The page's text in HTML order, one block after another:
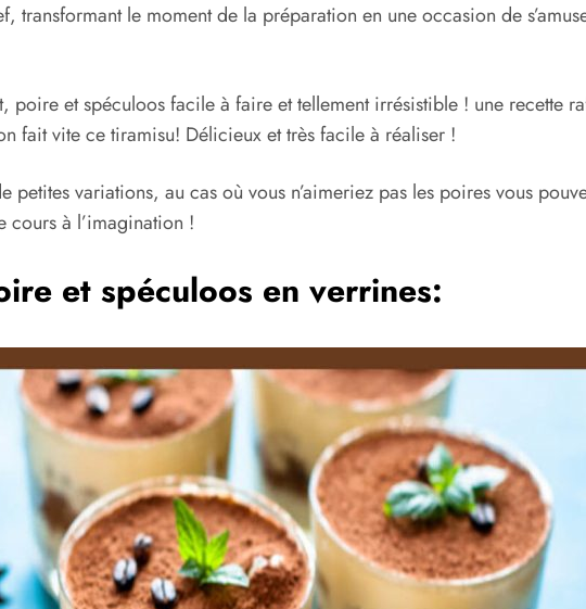
le moment de la préparation en une occasion de
et spéculoos facile à faire et tellement irrésistible ! une recette
fait vite ce tiramisu! Délicieux et très facile à réaliser !
variations, au cas où vous n’aimeriez pas les poires vous
cours à l’imagination !
et spéculoos en verrines: